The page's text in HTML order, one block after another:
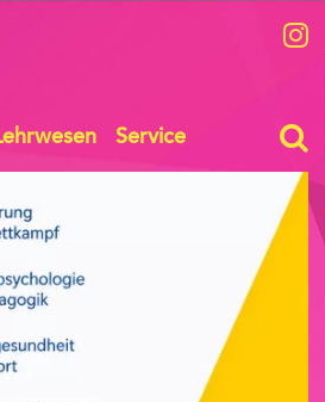
Service